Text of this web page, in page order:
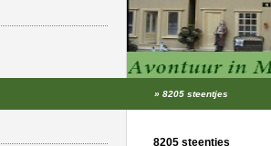
» 8205 steentjes
8205 steentjes